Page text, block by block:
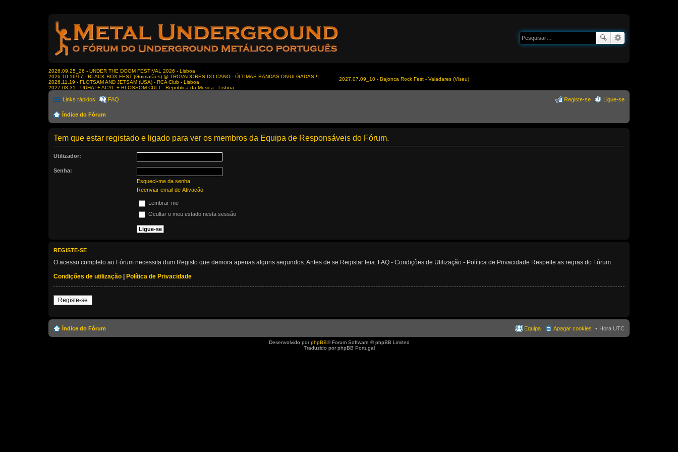
2026.09.25_26 - UNDER THE DOOM FESTIVAL 2026 - Lisboa
2026.10.16/17 - BLACK BOX FEST (Guimarães) @ TROVADORES DO CANO - ÚLTIMAS BANDAS DIVULGADAS!!!
2026.11.19 - FLOTSAM AND JETSAM (USA) - RCA Club - Lisboa
2027.03.31 - UUHAI + ACYL + BLOSSOM CULT - Republica da Musica - Lisboa
2027.07.09_10 - Bajonca Rock Fest - Valadares (Viseu)
Links rápidos FAQ Ligue-se
Registe-se
Índice do Fórum
Tem que estar registado e ligado para ver os membros da Equipa de Responsáveis do Fórum.
Utilizador:
Senha:
Esqueci-me da senha
Reenviar email de Ativação
Lembrar-me
Ocultar o meu estado nesta sessão
REGISTE-SE
O acesso completo ao Fórum necessita dum Registo que demora apenas alguns segundos. Antes de se Registar leia: FAQ - Condições de Utilização - Política de Privacidade Respeite as regras do Fórum.
Condições de utilização | Política de Privacidade
Registe-se
Índice do Fórum Hora UTC
Apagar cookies
Equipa
Desenvolvido porphpBB® Forum Software © phpBB Limited
Traduzido por phpBB Portugal